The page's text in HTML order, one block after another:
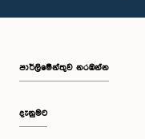
පාර්ලි‌මේන්තුව නරඹන්න
දැනුමට